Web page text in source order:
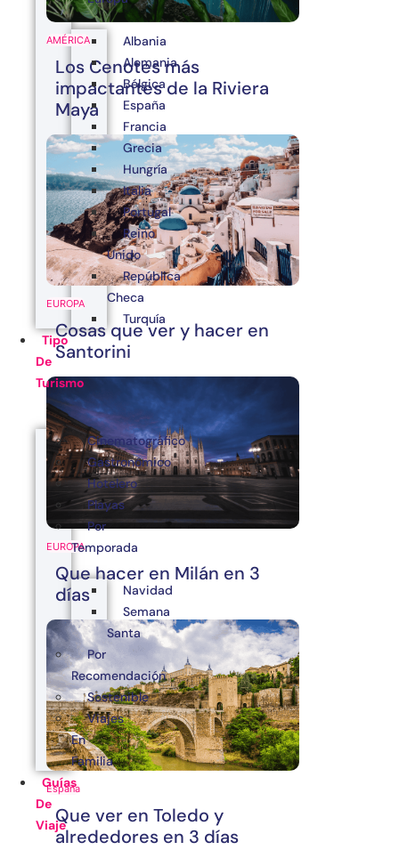
AMÉRICA
Los Cenotes más
impactantes de la Riviera
Maya
EUROPA
Cosas que ver y hacer en
Santorini
EUROPA
Que hacer en Milán en 3
días
España
Que ver en Toledo y
alrededores en 3 días
Albania
Alemania
Bélgica
España
Francia
Grecia
Hungría
Italia
Portugal
Reino
Unido
República
Checa
Turquía
Tipo
De
Turismo
Cinematográfico
Gastronómico
Hotelero
Playas
Por
Temporada
Navidad
Semana
Santa
Por
Recomendación
Sostenible
Viajes
En
Familia
Guías
De
Viaje